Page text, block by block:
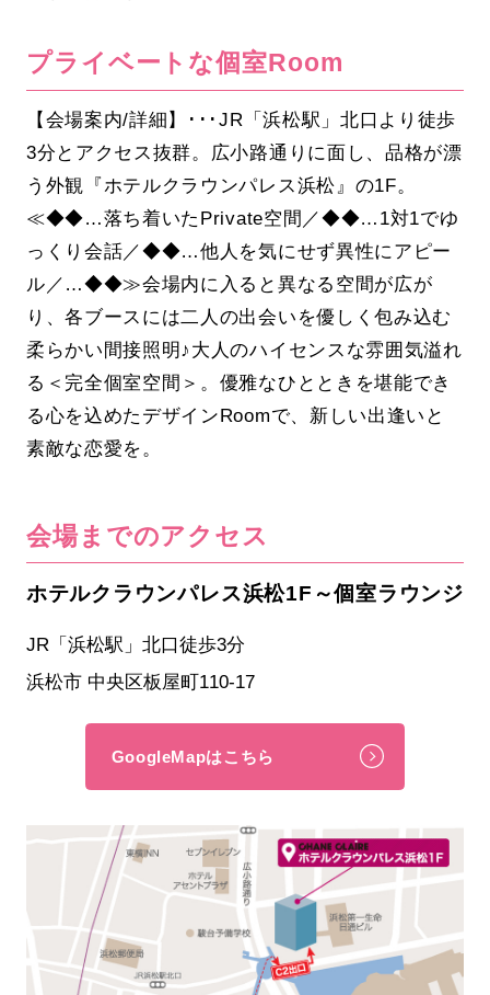
プライベートな個室Room
【会場案内/詳細】･･･JR「浜松駅」北口より徒歩
3分とアクセス抜群。広小路通りに面し、品格が漂
う外観『ホテルクラウンパレス浜松』の1F。
≪◆◆…落ち着いたPrivate空間／◆◆…1対1でゆ
っくり会話／◆◆…他人を気にせず異性にアピー
ル／…◆◆≫会場内に入ると異なる空間が広が
り、各ブースには二人の出会いを優しく包み込む
柔らかい間接照明♪大人のハイセンスな雰囲気溢れ
る＜完全個室空間＞。優雅なひとときを堪能でき
る心を込めたデザインRoomで、新しい出逢いと
素敵な恋愛を。
会場までのアクセス
ホテルクラウンパレス浜松1F～個室ラウンジ
JR「浜松駅」北口徒歩3分
浜松市 中央区板屋町110-17
GoogleMapはこちら